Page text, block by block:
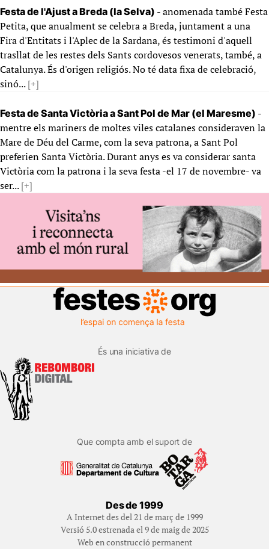
Festa de l'Ajust a Breda (la Selva) - anomenada també Festa
Petita, que anualment se celebra a Breda, juntament a una
Fira d'Entitats i l'Aplec de la Sardana, és testimoni d'aquell
trasllat de les restes dels Sants cordovesos venerats, també, a
Catalunya. És d'origen religiós. No té data fixa de celebració,
sinó...[+]
Festa de Santa Victòria a Sant Pol de Mar (el Maresme) -
mentre els mariners de moltes viles catalanes consideraven la
Mare de Déu del Carme, com la seva patrona, a Sant Pol
preferien Santa Victòria. Durant anys es va considerar santa
Victòria com la patrona i la seva festa -el 17 de novembre- va
ser...[+]
És una iniciativa de
Que compta amb el suport de
Des de 1999
A Internet des del 21 de març de 1999
Versió 5.0 estrenada el 9 de maig de 2025
Web en construcció permanent